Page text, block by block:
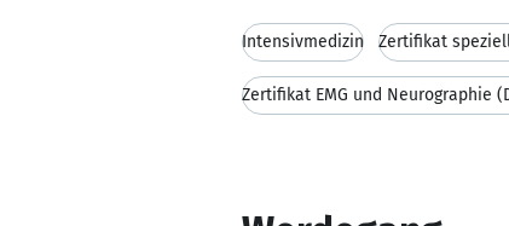
Intensivmedizin Zertifikat
Zertifikat EMG und Neurographie